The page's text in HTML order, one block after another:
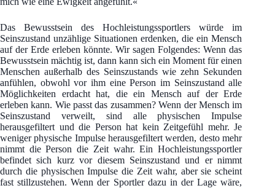
Das Bewusstsein des Hochleistungssportlers würde im
Seinszustand unzählige Situationen erdenken, die ein Mensch
auf der Erde erleben könnte. Wir sagen Folgendes: Wenn das
Bewusstsein mächtig ist, dann kann sich ein Moment für einen
Menschen außerhalb des Seinszustands wie zehn Sekunden
anfühlen, obwohl vor ihm eine Person im Seinszustand alle
Möglichkeiten erdacht hat, die ein Mensch auf der Erde
erleben kann. Wie passt das zusammen? Wenn der Mensch im
Seinszustand verweilt, sind alle physischen Impulse
herausgefiltert und die Person hat kein Zeitgefühl mehr. Je
weniger physische Impulse herausgefiltert werden, desto mehr
nimmt die Person die Zeit wahr. Ein Hochleistungssportler
befindet sich kurz vor diesem Seinszustand und er nimmt
durch die physischen Impulse die Zeit wahr, aber sie scheint
fast stillzustehen. Wenn der Sportler dazu in der Lage wäre,